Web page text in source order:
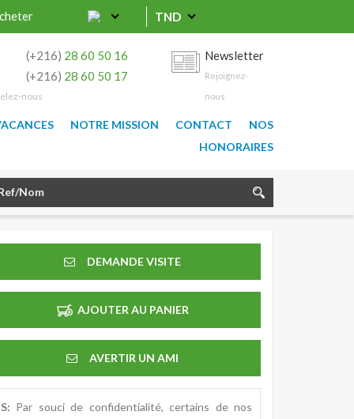
TND
(+216) 28 60 50 16
(+216) 28 60 50 17
nous
Newsletter
Rejoignez-
nous
NOTRE MISSION CONTACT
NOS
HONORAIRES
DEMANDE VISITE
AJOUTER AU PANIER
AVERTIR UN AMI
Par souci de confidentialité, certains de nos